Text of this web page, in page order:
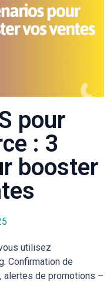
pour
: 3
booster
utilisez
Confirmation de
alertes de promotions –